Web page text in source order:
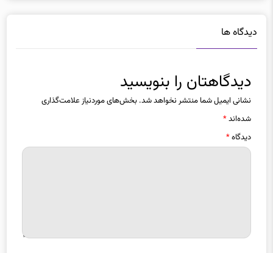
دیدگاه ها
دیدگاهتان را بنویسید
نشانی ایمیل شما منتشر نخواهد شد. بخش‌های موردنیاز علامت‌گذاری
شده‌اند*
دیدگاه*